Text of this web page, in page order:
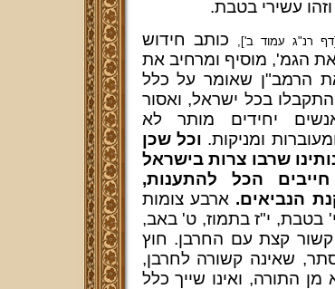
עשירי בטבת.
[דף רנ"ג עמוד ב'],
כותב חידוש
הגמ', מוסיף ומרחיב את
הרמב"ן שאומר על כלל
בכל ישראל, ואסור
יחידים מותר לא
ומניקות. וכל שכן
שרבו צרות בישראל
הכל להתענות,
הנביאים. ארבע צומות
בטבת, י"ז בתמוז, ט' באב,
קשור קצת עם החרבן. חוץ
שאינה קשורה לחרבן,
מן התורה, ואינו שייך כלל